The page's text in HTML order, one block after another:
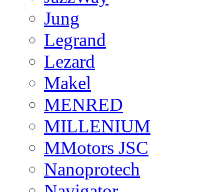
Jung
Legrand
Lezard
Makel
MENRED
MILLENIUM
MMotors JSC
Nanoprotech